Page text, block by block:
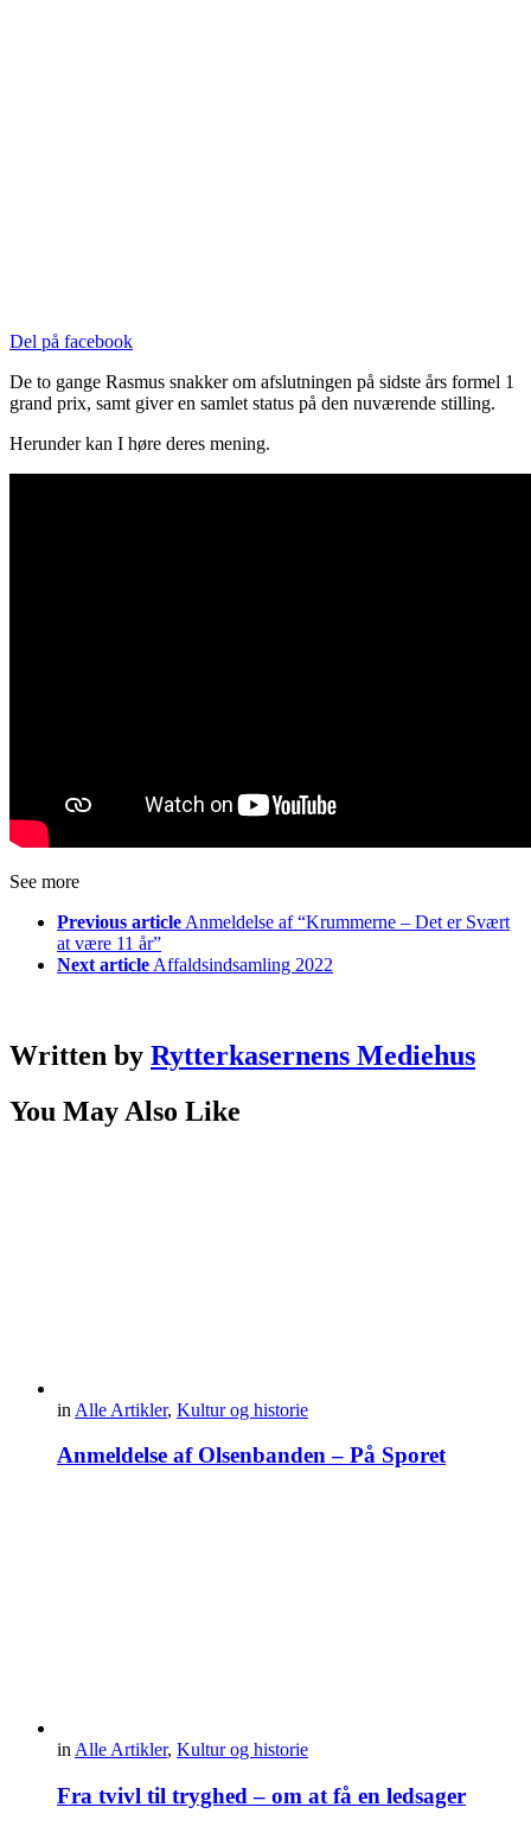
Del på facebook
De to gange Rasmus snakker om afslutningen på sidste års formel 1
grand prix, samt giver en samlet status på den nuværende stilling.
Herunder kan I høre deres mening.
See more
Previous article Anmeldelse af “Krummerne – Det er Svært
at være 11 år”
Next article Affaldsindsamling 2022
Written by Rytterkasernens Mediehus
You May Also Like
in Alle Artikler, Kultur og historie
Anmeldelse af Olsenbanden – På Sporet
in Alle Artikler, Kultur og historie
Fra tvivl til tryghed – om at få en ledsager